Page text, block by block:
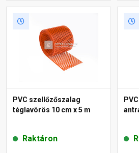
PVC szellőzőszalag
téglavörös 10 cm x 5 m
Raktáron